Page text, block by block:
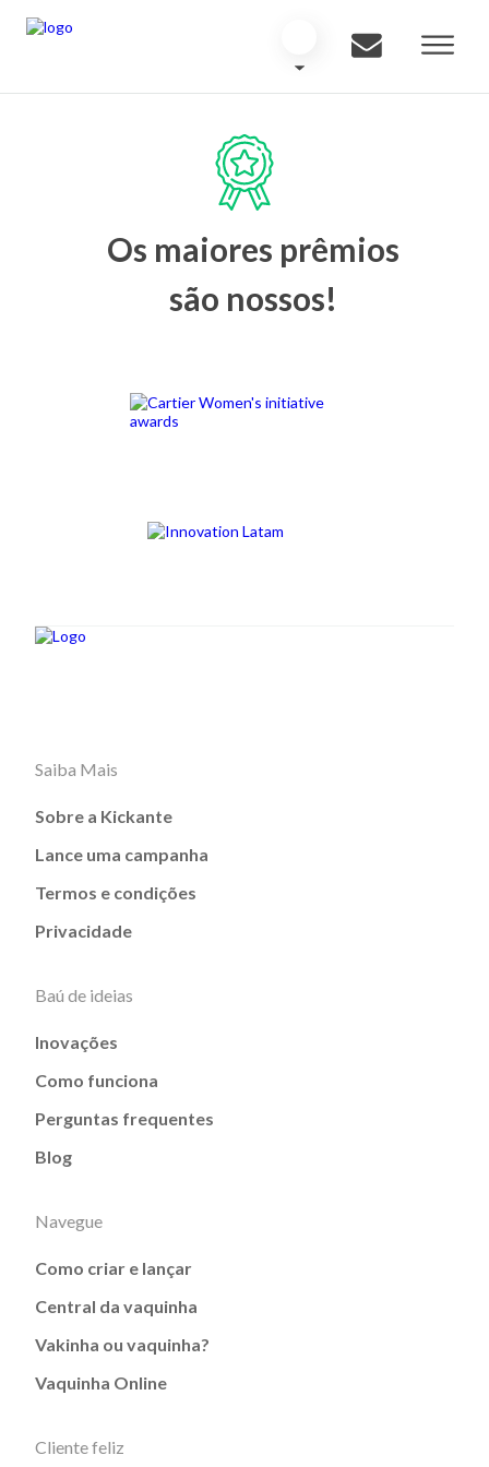
Os maiores prêmios
são nossos!
Saiba Mais
Sobre a Kickante
Lance uma campanha
Termos e condições
Privacidade
Baú de ideias
Inovações
Como funciona
Perguntas frequentes
Blog
Navegue
Como criar e lançar
Central da vaquinha
Vakinha ou vaquinha?
Vaquinha Online
Cliente feliz